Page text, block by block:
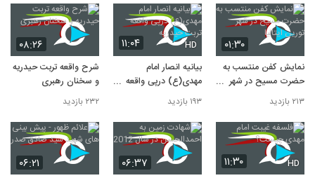
۰۱:۳۰
نمايش كفن منتسب به
حضرت مسيح در شهر
تورین ایتالیا
۲۱۳ بازدید
۱۱:۰۴ HD
بیانیه انصار امام
مهدی(ع) درپی واقعه
تربت حیدریه
۱۹۳ بازدید
۰۸:۲۶
شرح واقعه تربت حیدریه
و سخنان رهبری
۲۳۲ بازدید
۱۱:۳۰ HD ۰۶:۳۷ ۰۶:۲۱